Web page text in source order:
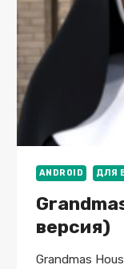
ANDROID ДЛЯ
версия)
Grandmas